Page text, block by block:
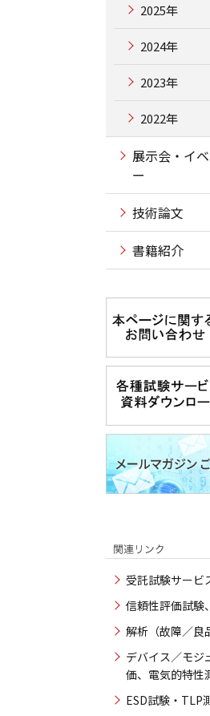
2025年
2024年
2023年
2022年
展示会・イ
ー
技術論文
書籍紹介
受託試験サービ
信頼性評価試験
解析（故障／良
デバイス／モジ
価、電気的特性
ESD試験・TLP